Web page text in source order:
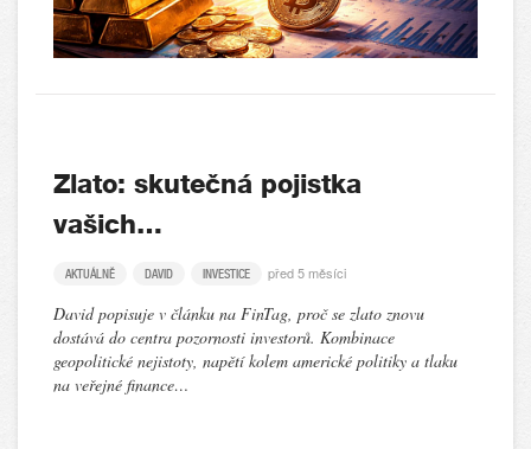
Zlato: skutečná pojistka
vašich…
AKTUÁLNĚ DAVID INVESTICE před 5 měsíci
David popisuje v článku na FinTag, proč se zlato znovu
dostává do centra pozornosti investorů. Kombinace
geopolitické nejistoty, napětí kolem americké politiky a tlaku
na veřejné finance…